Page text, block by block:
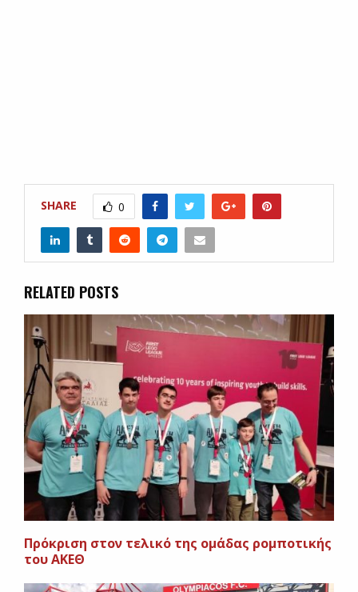
SHARE 0
RELATED POSTS
Πρόκριση στον τελικό της ομάδας ρομποτικής
του ΑΚΕΘ